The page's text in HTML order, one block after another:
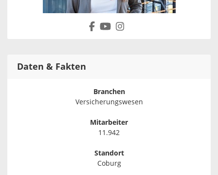
Daten & Fakten
Branchen
Versicherungswesen
Mitarbeiter
11.942
Standort
Coburg